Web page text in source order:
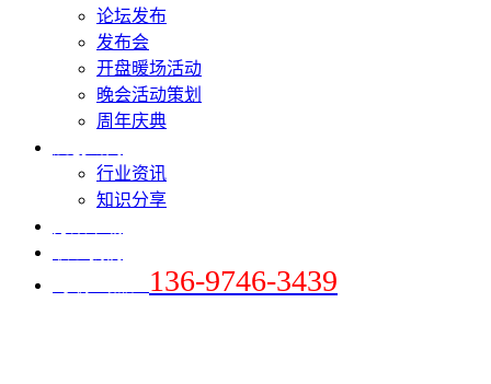
论坛发布
发布会
开盘暖场活动
晚会活动策划
周年庆典
行业资讯
知识分享
136-9746-3439